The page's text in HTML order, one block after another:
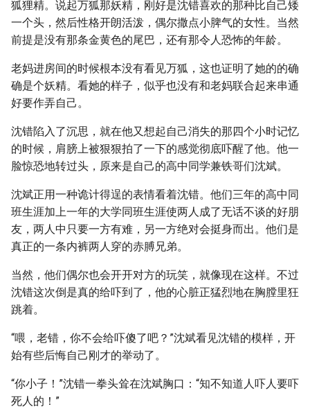
狐狸精。说起万狐那妖精，刚好是沈错喜欢的那种比自己矮
一个头，然后性格开朗活泼，偶尔撒点小脾气的女性。当然
前提是没有那条金黄色的尾巴，还有那令人恐怖的年龄。
老妈进房间的时候根本没有看见万狐，这也证明了她的的确
确是个妖精。看她的样子，似乎也没有和老妈联合起来串通
好要作弄自己。
沈错陷入了沉思，就在他又想起自己消失的那四个小时记忆
的时候，肩膀上被狠狠拍了一下的感觉彻底吓醒了他。他一
脸惊恐地转过头，原来是自己的高中同学兼铁哥们沈斌。
沈斌正用一种诡计得逞的表情看着沈错。他们三年的高中同
班生涯加上一年的大学同班生涯使两人成了无话不谈的好朋
友，两人中只要一方有难，另一方绝对会挺身而出。他们是
真正的一条内裤两人穿的赤膊兄弟。
当然，他们偶尔也会开开对方的玩笑，就像现在这样。不过
沈错这次倒是真的给吓到了，他的心脏正猛烈地在胸膛里狂
跳着。
“喂，老错，你不会给吓傻了吧？”沈斌看见沈错的模样，开
始有些后悔自己刚才的举动了。
“你小子！”沈错一拳头耸在沈斌胸口：“知不知道人吓人要吓
死人的！”